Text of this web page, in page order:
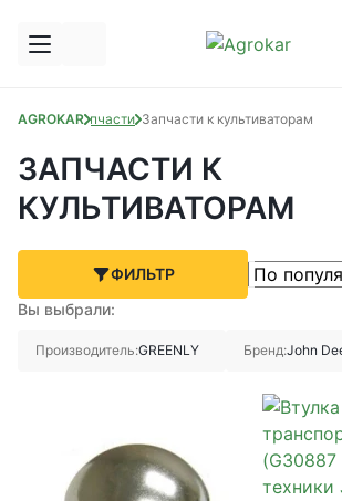
AGROKARЗапчасти Запчасти к культиваторам
ЗАПЧАСТИ К
КУЛЬТИВАТОРАМ
ФИЛЬТР
Вы выбрали:
Производитель:GREENLY Бренд:John